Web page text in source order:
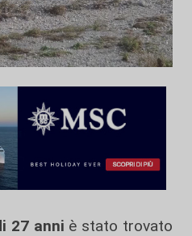
27 anni è stato trovato